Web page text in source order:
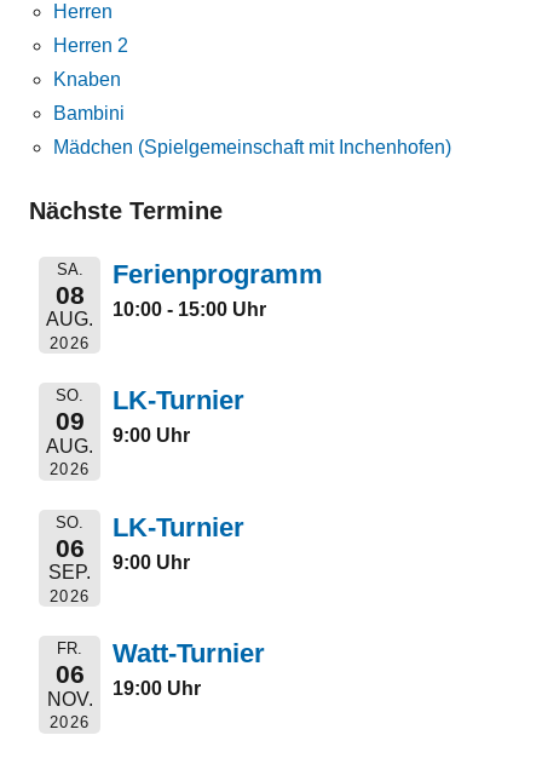
Herren
Herren 2
Knaben
Bambini
Mädchen (Spielgemeinschaft mit Inchenhofen)
Nächste Termine
SA.
08
AUG.
2026
Ferienprogramm
10:00 - 15:00 Uhr
SO.
09
AUG.
2026
LK-Turnier
9:00 Uhr
SO.
06
SEP.
2026
LK-Turnier
9:00 Uhr
FR.
06
NOV.
2026
Watt-Turnier
19:00 Uhr